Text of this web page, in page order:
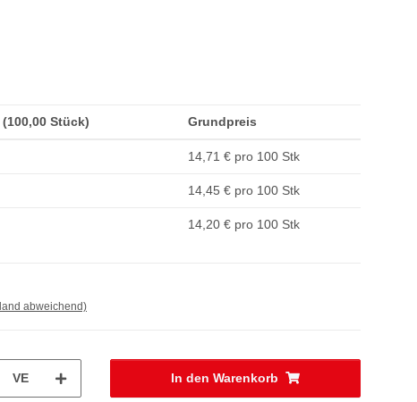
Stück) Grundpreis
14,71 € pro 100 Stk
14,45 € pro 100 Stk
14,20 € pro 100 Stk
abweichend)
VE In den Warenkorb